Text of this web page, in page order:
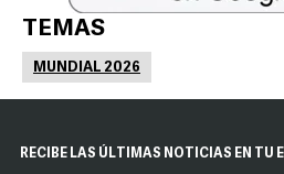
TEMAS
MUNDIAL 2026
RECIBE LAS ÚLTIMAS NOTICIAS EN TU